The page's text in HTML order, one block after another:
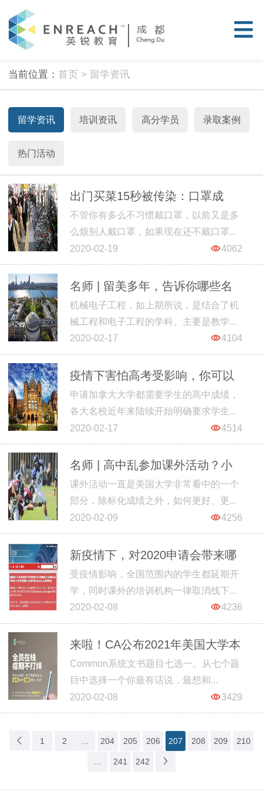
当前位置：首页 > 留学资讯
留学资讯 培训资讯 高分学员 录取案例
热门活动
出门买菜15秒被传染：口罩成
为“奢侈品”的现在，为何西方歧
视戴口罩的华人？
不管你有多么不习惯戴口罩，以前又是多
么烦别人戴口罩，如果现在还不戴口罩...
2020-02-19
4062
名师 | 留美多年，告诉你哪些名
校的热门专业值得申请！
机械电子工程，如上期所说，是结合了机
械工程和电子工程的学科。主要是教学...
2020-02-17
4104
疫情下害怕高考受影响，你可以
看看海外预科-加拿大篇
申请加拿大大学都需要学生的高中成绩，
各大名校近年来陆续开始明确要求学生...
2020-02-17
4514
名师 | 高中乱参加课外活动？小
心吃力不讨好
课外活动一直是美国大学非常看中的一个
部分，除标化成绩之外，如何更好、更...
2020-02-09
4256
新疫情下，对2020申请会带来哪
些影响？宅在家中，同学们能做
些什么？
受疫情影响，全国范围内的学生都延期开
学，同时课外的培训机构一律取消线下...
2020-02-08
4236
来啦！CA公布2021年美国大学本
科申请essay题目
Common系统文书题目七选一。从七个题
目中选择一个你最有话说，最想和...
2020-02-08
3429
1 2 204 205 206 207 208 209 210
... 241 242